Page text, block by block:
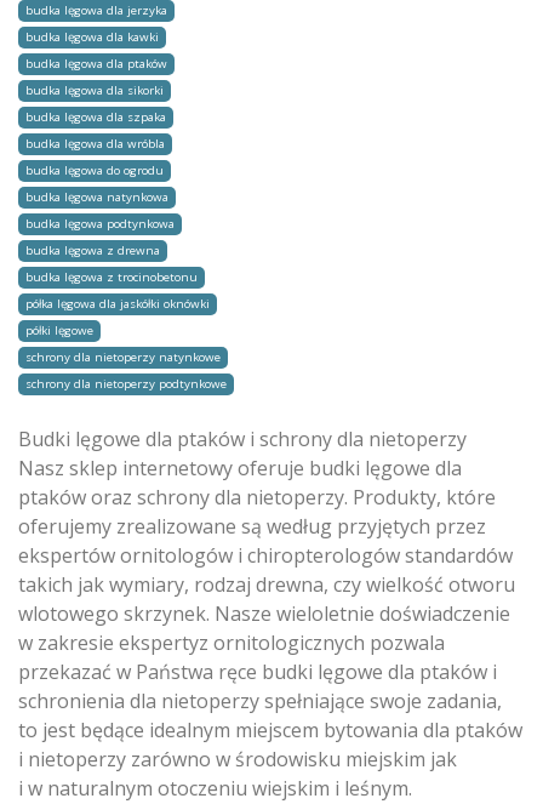
budka lęgowa dla jerzyka
budka lęgowa dla kawki
budka lęgowa dla ptaków
budka lęgowa dla sikorki
budka lęgowa dla szpaka
budka lęgowa dla wróbla
budka lęgowa do ogrodu
budka lęgowa natynkowa
budka lęgowa podtynkowa
budka lęgowa z drewna
budka lęgowa z trocinobetonu
półka lęgowa dla jaskółki oknówki
półki lęgowe
schrony dla nietoperzy natynkowe
schrony dla nietoperzy podtynkowe
Budki lęgowe dla ptaków i schrony dla nietoperzy
Nasz sklep internetowy oferuje budki lęgowe dla
ptaków oraz schrony dla nietoperzy. Produkty, które
oferujemy zrealizowane są według przyjętych przez
ekspertów ornitologów i chiropterologów standardów
takich jak wymiary, rodzaj drewna, czy wielkość otworu
wlotowego skrzynek. Nasze wieloletnie doświadczenie
w zakresie ekspertyz ornitologicznych pozwala
przekazać w Państwa ręce budki lęgowe dla ptaków i
schronienia dla nietoperzy spełniające swoje zadania,
to jest będące idealnym miejscem bytowania dla ptaków
i nietoperzy zarówno w środowisku miejskim jak
i w naturalnym otoczeniu wiejskim i leśnym.